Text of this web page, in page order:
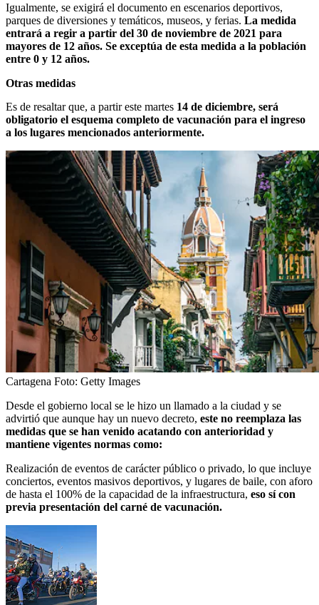
Igualmente, se exigirá el documento en escenarios deportivos,
parques de diversiones y temáticos, museos, y ferias. La medida
entrará a regir a partir del 30 de noviembre de 2021 para
mayores de 12 años. Se exceptúa de esta medida a la población
entre 0 y 12 años.
Otras medidas
Es de resaltar que, a partir este martes 14 de diciembre, será
obligatorio el esquema completo de vacunación para el ingreso
a los lugares mencionados anteriormente.
Cartagena Foto: Getty Images
Desde el gobierno local se le hizo un llamado a la ciudad y se
advirtió que aunque hay un nuevo decreto, este no reemplaza las
medidas que se han venido acatando con anterioridad y
mantiene vigentes normas como:
Realización de eventos de carácter público o privado, lo que incluye
conciertos, eventos masivos deportivos, y lugares de baile, con aforo
de hasta el 100% de la capacidad de la infraestructura, eso sí con
previa presentación del carné de vacunación.